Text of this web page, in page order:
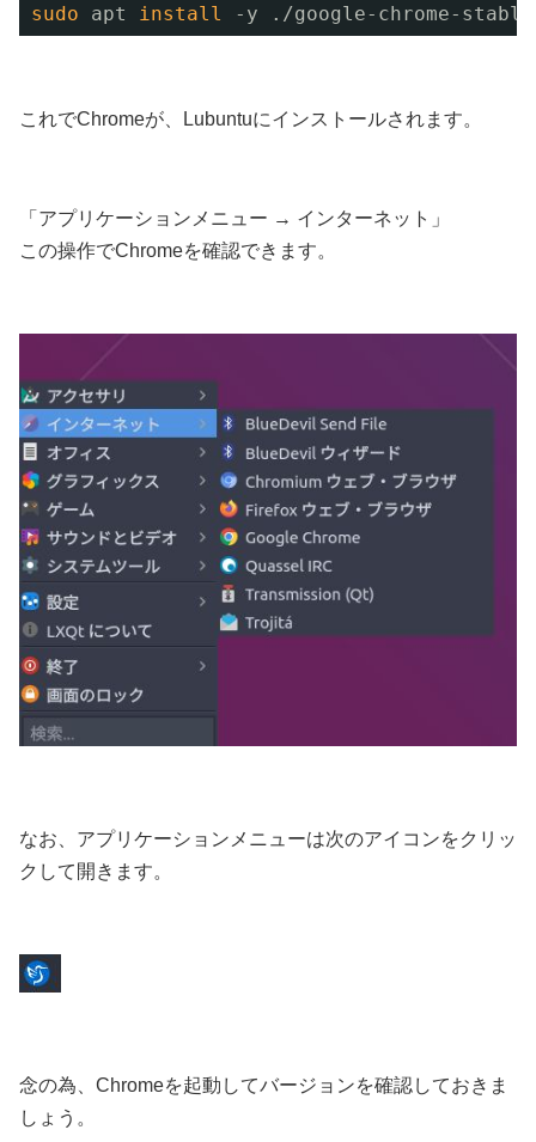
sudo apt install -y . /google-chrome-
これでChromeが、Lubuntuにインストールされます。
「アプリケーションメニュー → インターネット」
この操作でChromeを確認できます。
なお、アプリケーションメニューは次のアイコンをクリッ
クして開きます。
念の為、Chromeを起動してバージョンを確認しておきま
しょう。